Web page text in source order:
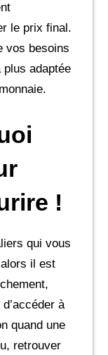
le prix final.
vos besoins
plus adaptée
!
qui vous
il est
à
quand une
retrouver